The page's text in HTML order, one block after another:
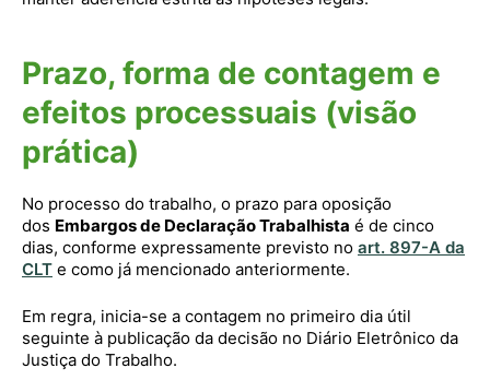
Prazo, forma de contagem e
efeitos processuais (visão
prática)
No processo do trabalho, o prazo para oposição
dos Embargos de Declaração Trabalhista é de cinco
dias, conforme expressamente previsto no art. 897-A da
CLT e como já mencionado anteriormente.
Em regra, inicia-se a contagem no primeiro dia útil
seguinte à publicação da decisão no Diário Eletrônico da
Justiça do Trabalho.